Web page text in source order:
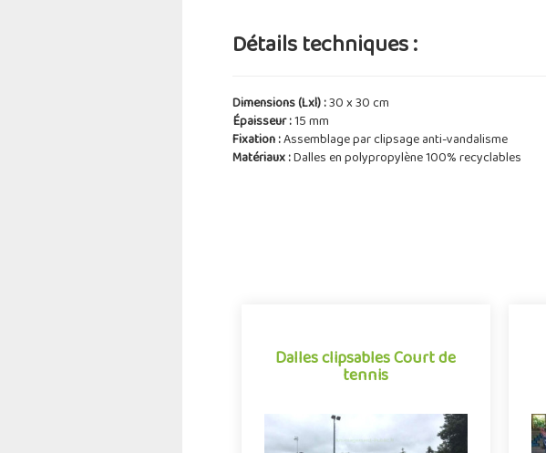
Détails techniques :
Dimensions (Lxl) :30 x 30 cm
Épaisseur :15 mm
Fixation :Assemblage par clipsage anti-vandalisme
Matériaux :Dalles en polypropylène 100% recyclables
Dalles clipsables Court de
tennis
Dalles clipsables Court de
tennis